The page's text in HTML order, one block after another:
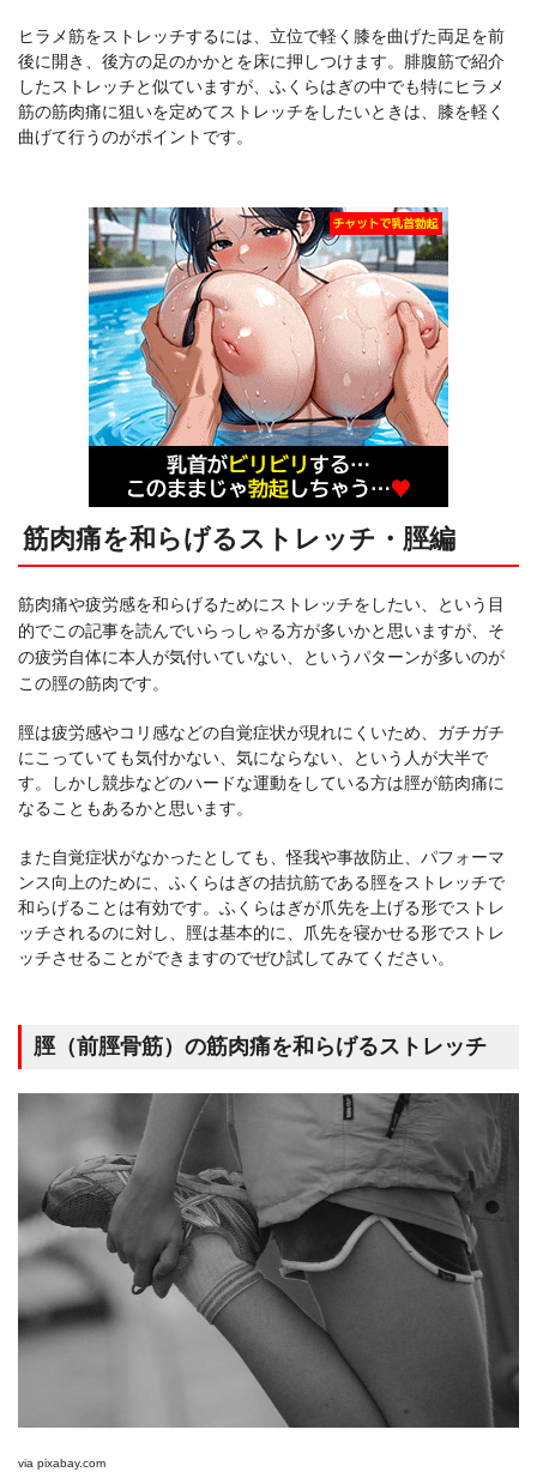
ヒラメ筋をストレッチするには、立位で軽く膝を曲げた両足を前
後に開き、後方の足のかかとを床に押しつけます。腓腹筋で紹介
したストレッチと似ていますが、ふくらはぎの中でも特にヒラメ
筋の筋肉痛に狙いを定めてストレッチをしたいときは、膝を軽く
曲げて行うのがポイントです。
筋肉痛を和らげるストレッチ・脛編
筋肉痛や疲労感を和らげるためにストレッチをしたい、という目
的でこの記事を読んでいらっしゃる方が多いかと思いますが、そ
の疲労自体に本人が気付いていない、というパターンが多いのが
この脛の筋肉です。
脛は疲労感やコリ感などの自覚症状が現れにくいため、ガチガチ
にこっていても気付かない、気にならない、という人が大半で
す。しかし競歩などのハードな運動をしている方は脛が筋肉痛に
なることもあるかと思います。
また自覚症状がなかったとしても、怪我や事故防止、パフォーマ
ンス向上のために、ふくらはぎの拮抗筋である脛をストレッチで
和らげることは有効です。ふくらはぎが爪先を上げる形でストレ
ッチされるのに対し、脛は基本的に、爪先を寝かせる形でストレ
ッチさせることができますのでぜひ試してみてください。
脛（前脛骨筋）の筋肉痛を和らげるストレッチ
via pixabay.com